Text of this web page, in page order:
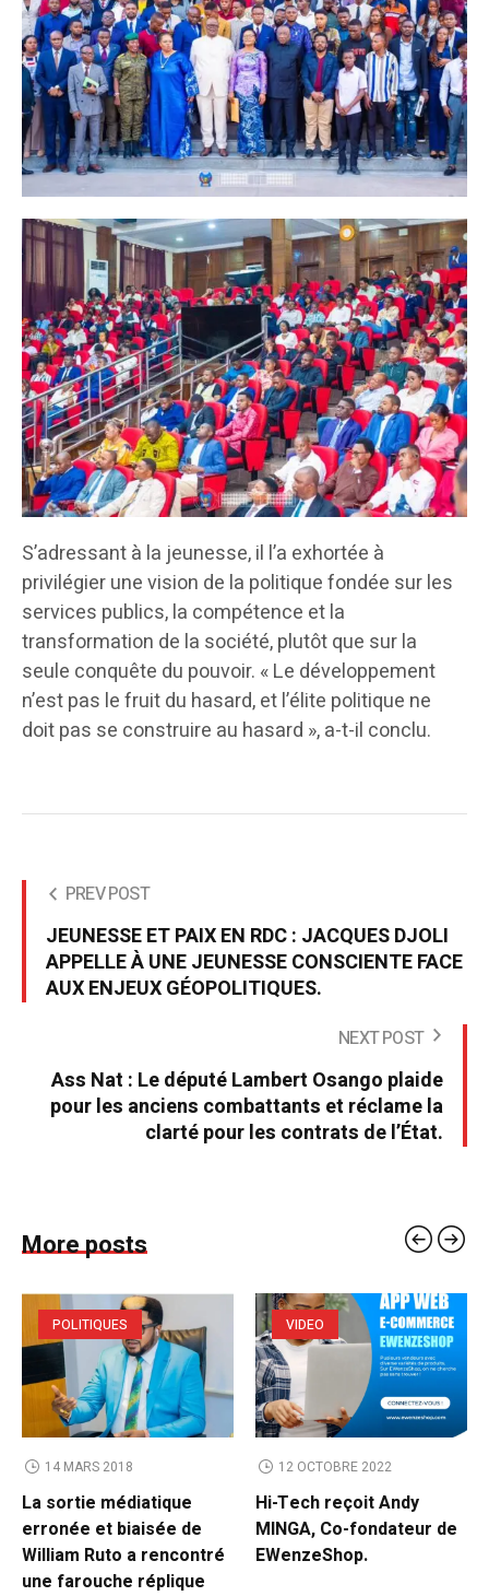
S’adressant à la jeunesse, il l’a exhortée à
privilégier une vision de la politique fondée sur les
services publics, la compétence et la
transformation de la société, plutôt que sur la
seule conquête du pouvoir. « Le développement
n’est pas le fruit du hasard, et l’élite politique ne
doit pas se construire au hasard », a-t-il conclu.
PREV POST
JEUNESSE ET PAIX EN RDC : JACQUES DJOLI
APPELLE À UNE JEUNESSE CONSCIENTE FACE
AUX ENJEUX GÉOPOLITIQUES.
NEXT POST
Ass Nat : Le député Lambert Osango plaide
pour les anciens combattants et réclame la
clarté pour les contrats de l’État.
More posts
POLITIQUES
14 MARS 2018
La sortie médiatique
erronée et biaisée de
William Ruto a rencontré
une farouche réplique
VIDEO
12 OCTOBRE 2022
Hi-Tech reçoit Andy
MINGA, Co-fondateur de
EWenzeShop.